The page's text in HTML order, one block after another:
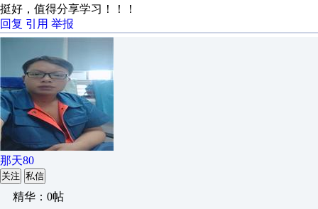
挺好，值得分享学习！！！
回复 引用 举报
那天80
关注 私信
精华：0帖